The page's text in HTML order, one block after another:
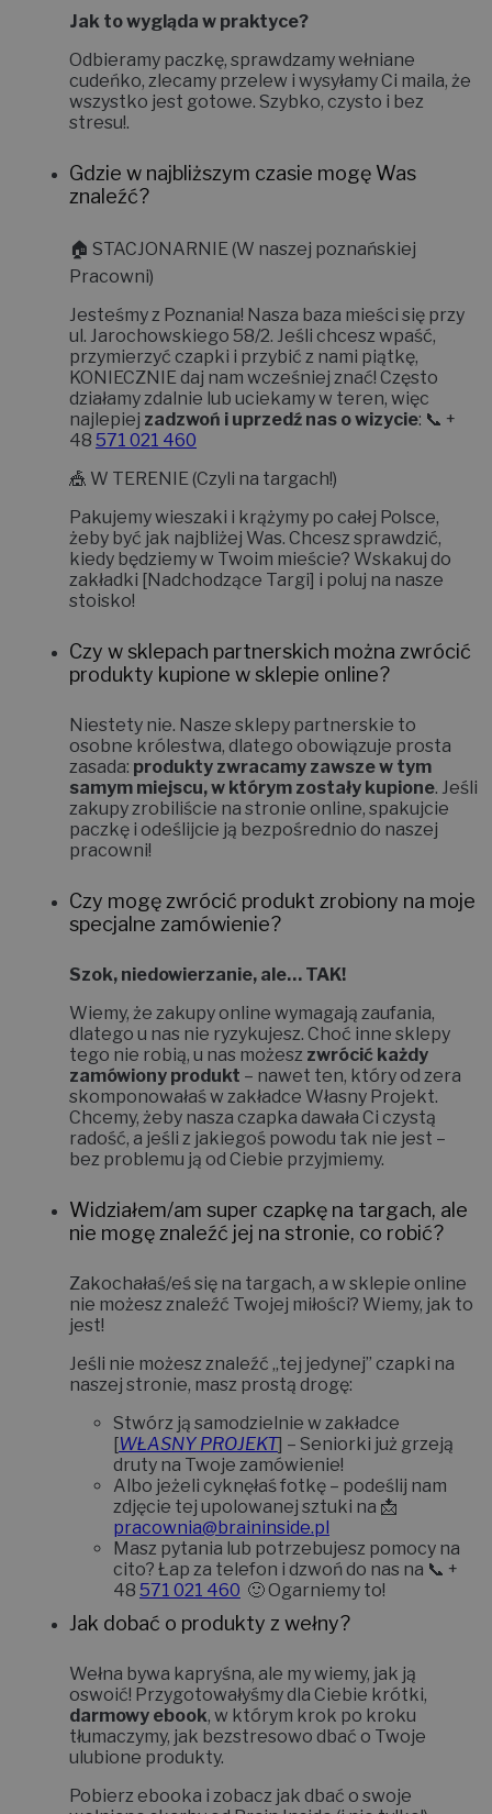
Jak to wygląda w praktyce?
Odbieramy paczkę, sprawdzamy wełniane
cudeńko, zlecamy przelew i wysyłamy Ci maila, że
wszystko jest gotowe. Szybko, czysto i bez
stresu!.
Gdzie w najbliższym czasie mogę Was
znaleźć?
🏠 STACJONARNIE (W naszej poznańskiej
Pracowni)
Jesteśmy z Poznania! Nasza baza mieści się przy
ul. Jarochowskiego 58/2. Jeśli chcesz wpaść,
przymierzyć czapki i przybić z nami piątkę,
KONIECZNIE daj nam wcześniej znać! Często
działamy zdalnie lub uciekamy w teren, więc
najlepiej zadzwoń i uprzedź nas o wizycie: 📞 +
48 571 021 460
🎪 W TERENIE (Czyli na targach!)
Pakujemy wieszaki i krążymy po całej Polsce,
żeby być jak najbliżej Was. Chcesz sprawdzić,
kiedy będziemy w Twoim mieście? Wskakuj do
zakładki [Nadchodzące Targi] i poluj na nasze
stoisko!
Czy w sklepach partnerskich można zwrócić
produkty kupione w sklepie online?
Niestety nie. Nasze sklepy partnerskie to
osobne królestwa, dlatego obowiązuje prosta
zasada: produkty zwracamy zawsze w tym
samym miejscu, w którym zostały kupione. Jeśli
zakupy zrobiliście na stronie online, spakujcie
paczkę i odeślijcie ją bezpośrednio do naszej
pracowni!
Czy mogę zwrócić produkt zrobiony na moje
specjalne zamówienie?
Szok, niedowierzanie, ale… TAK!
Wiemy, że zakupy online wymagają zaufania,
dlatego u nas nie ryzykujesz. Choć inne sklepy
tego nie robią, u nas możesz zwrócić każdy
zamówiony produkt – nawet ten, który od zera
skomponowałaś w zakładce Własny Projekt.
Chcemy, żeby nasza czapka dawała Ci czystą
radość, a jeśli z jakiegoś powodu tak nie jest –
bez problemu ją od Ciebie przyjmiemy.
Widziałem/am super czapkę na targach, ale
nie mogę znaleźć jej na stronie, co robić?
Zakochałaś/eś się na targach, a w sklepie online
nie możesz znaleźć Twojej miłości? Wiemy, jak to
jest!
Jeśli nie możesz znaleźć „tej jedynej” czapki na
naszej stronie, masz prostą drogę:
Stwórz ją samodzielnie w zakładce
[WŁASNY PROJEKT] – Seniorki już grzeją
druty na Twoje zamówienie!
Albo jeżeli cyknęłaś fotkę – podeślij nam
zdjęcie tej upolowanej sztuki na 📩
pracownia@braininside.pl
Masz pytania lub potrzebujesz pomocy na
cito? Łap za telefon i dzwoń do nas na 📞 +
48 571 021 460 🙂 Ogarniemy to!
Jak dobać o produkty z wełny?
Wełna bywa kapryśna, ale my wiemy, jak ją
oswoić! Przygotowałyśmy dla Ciebie krótki,
darmowy ebook, w którym krok po kroku
tłumaczymy, jak bezstresowo dbać o Twoje
ulubione produkty.
Pobierz ebooka i zobacz jak dbać o swoje